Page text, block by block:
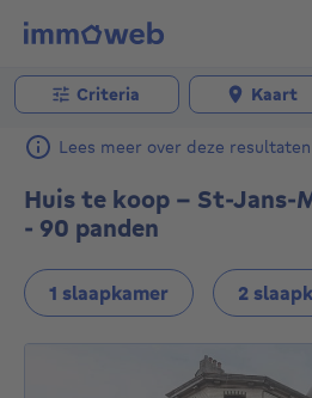
Criteria Kaart
Lees meer over deze resultaten
Huis te koop - St-Jans-
- 90 panden
1 slaapkamer 2